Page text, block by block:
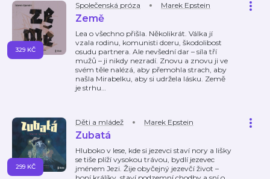
Společenská próza Marek Epstein
Země
Lea o všechno přišla. Několikrát. Válka jí
vzala rodinu, komunisti dceru, škodolibost
osudu partnera. Ale nevšední dar – síla tří
mužů – ji nikdy nezradí. Znovu a znovu ji ve
svém těle nalézá, aby přemohla strach, aby
našla Mirabelku, aby si udržela lásku. Země
je strhu…
329 KČ
Děti a mládež Marek Epstein
Zubatá
Hluboko v lese, kde si jezevci staví nory a lišky
se tiše plíží vysokou trávou, bydlí jezevec
jménem Jezi. Žije obyčejný jezevčí život –
299 KČ